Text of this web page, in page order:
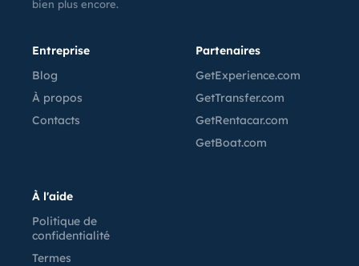
bien plus encore.
Entreprise
Blog
À propos
Contacts
Partenaires
GetExperience.com
GetTransfer.com
GetRentacar.com
GetBoat.com
À l'aide
Politique de
confidentialité
Termes